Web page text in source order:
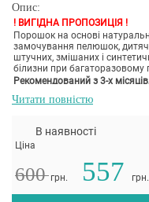
Опис:
! ВИГІДНА ПРОПОЗИЦІЯ !
Порошок на основі
замочування пелюшок,
штучних, змішаних і
білизни при багаторазовому
Рекомендований з 3-х
Читати повністю
В наявності
Ціна
600 грн. 557 грн.